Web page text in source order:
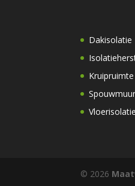
Dakisolatie
Vloerisolatie
© 2026